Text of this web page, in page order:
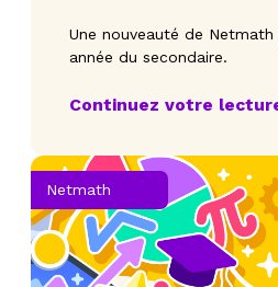
!
Une nouveauté de
année du secondaire.
Continuez votre
Netmath